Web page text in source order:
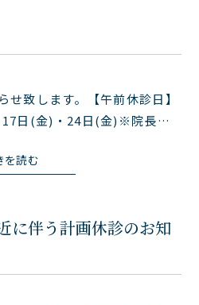
せ致します。【午前休診日】
日(金)・24日(金)※院長が
を読む
に伴う計画休診のお知